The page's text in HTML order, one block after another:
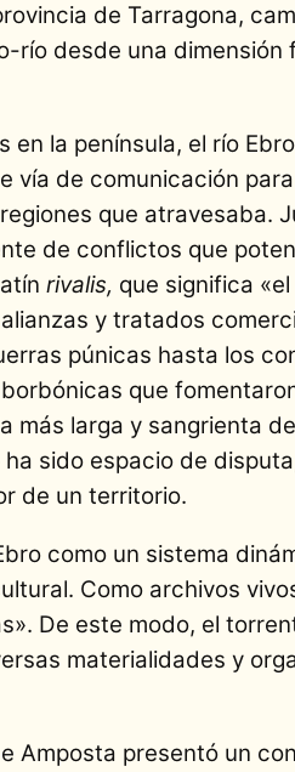
de Tarragona,
río desde una dimensión
en la península, el río
de comunicación
que atravesaba.
de conflictos que
rivalis, que significa
y tratados
púnicas hasta los
que
más larga y sangrienta
sido espacio de
de un territorio.
como un sistema
Como archivos
De este modo, el
materialidades y
Amposta presentó un